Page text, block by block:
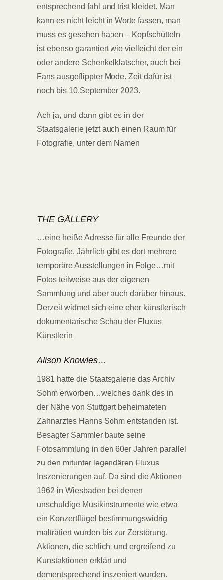
entsprechend fahl und trist kleidet. Man
kann es nicht leicht in Worte fassen, man
muss es gesehen haben – Kopfschütteln
ist ebenso garantiert wie vielleicht der ein
oder andere Schenkelklatscher, auch bei
Fans ausgeflippter Mode. Zeit dafür ist
noch bis 10.September 2023.
Ach ja, und dann gibt es in der
Staatsgalerie jetzt auch einen Raum für
Fotografie, unter dem Namen
THE GÄLLERY
…eine heiße Adresse für alle Freunde der
Fotografie. Jährlich gibt es dort mehrere
temporäre Ausstellungen in Folge…mit
Fotos teilweise aus der eigenen
Sammlung und aber auch darüber hinaus.
Derzeit widmet sich eine eher künstlerisch
dokumentarische Schau der Fluxus
Künstlerin
Alison Knowles…
1981 hatte die Staatsgalerie das Archiv
Sohm erworben…welches dank des in
der Nähe von Stuttgart beheimateten
Zahnarztes Hanns Sohm entstanden ist.
Besagter Sammler baute seine
Fotosammlung in den 60er Jahren parallel
zu den mitunter legendären Fluxus
Inszenierungen auf. Da sind die Aktionen
1962 in Wiesbaden bei denen
unschuldige Musikinstrumente wie etwa
ein Konzertflügel bestimmungswidrig
malträtiert wurden bis zur Zerstörung.
Aktionen, die schlicht und ergreifend zu
Kunstaktionen erklärt und
dementsprechend inszeniert wurden.